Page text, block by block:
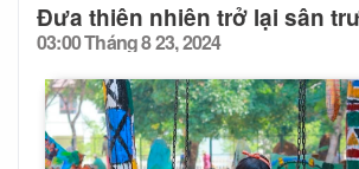
Đưa thiên nhiên trở lại sân
Posted
on
03:00 Tháng 8 23, 2024